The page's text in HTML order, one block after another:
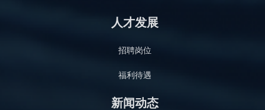
人才发展
招聘岗位
福利待遇
新闻动态